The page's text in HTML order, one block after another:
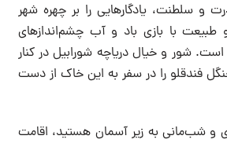
و سلطنت، یادگارهایی را بر چهره شهر
با بازی باد و آب چشم‌اندازهای
است. شور و خیال دریاچه شورابیل در کنار
فندقلو را در سفر به این خاک از دست
و شب‌مانی به زیر آسمان هستید، اقامت